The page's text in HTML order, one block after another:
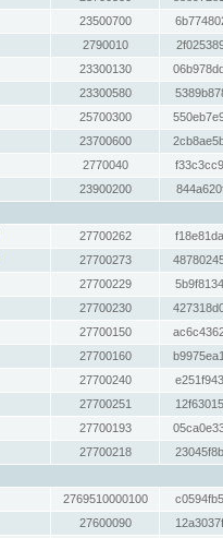
23500700
2790010
23300130
23300580
25700300
23700600
2770040
23900200
27700262
27700273
27700229
27700230
27700150
27700160
27700240
27700251
27700193
27700218
2769510000100
27600090